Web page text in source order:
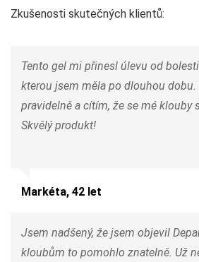
Zkušenosti skutečných klientů:
Tento gel mi přinesl úlevu od
kterou jsem měla po dlouhou
pravidelně a cítím, že se mé klouby
Skvělý produkt!
Markéta, 42 let
Jsem nadšený, že jsem objevil
kloubům to pomohlo znatelně. Už